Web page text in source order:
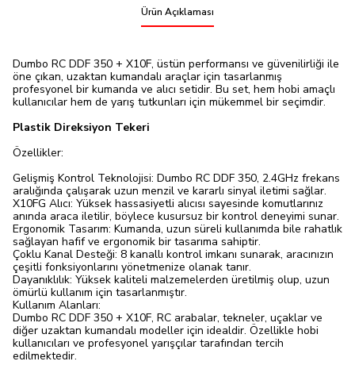
Ürün Açıklaması
Dumbo RC DDF 350 + X10F, üstün performansı ve güvenilirliği ile
öne çıkan, uzaktan kumandalı araçlar için tasarlanmış
profesyonel bir kumanda ve alıcı setidir. Bu set, hem hobi amaçlı
kullanıcılar hem de yarış tutkunları için mükemmel bir seçimdir.
Plastik Direksiyon Tekeri
Özellikler:
Gelişmiş Kontrol Teknolojisi: Dumbo RC DDF 350, 2.4GHz frekans
aralığında çalışarak uzun menzil ve kararlı sinyal iletimi sağlar.
X10FG Alıcı: Yüksek hassasiyetli alıcısı sayesinde komutlarınız
anında araca iletilir, böylece kusursuz bir kontrol deneyimi sunar.
Ergonomik Tasarım: Kumanda, uzun süreli kullanımda bile rahatlık
sağlayan hafif ve ergonomik bir tasarıma sahiptir.
Çoklu Kanal Desteği: 8 kanallı kontrol imkanı sunarak, aracınızın
çeşitli fonksiyonlarını yönetmenize olanak tanır.
Dayanıklılık: Yüksek kaliteli malzemelerden üretilmiş olup, uzun
ömürlü kullanım için tasarlanmıştır.
Kullanım Alanları:
Dumbo RC DDF 350 + X10F, RC arabalar, tekneler, uçaklar ve
diğer uzaktan kumandalı modeller için idealdir. Özellikle hobi
kullanıcıları ve profesyonel yarışçılar tarafından tercih
edilmektedir.